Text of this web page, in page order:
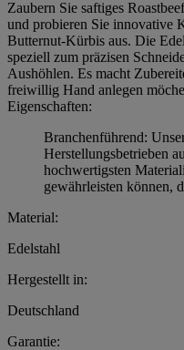
Zaubern Sie saftiges
und probieren Sie innovative
Butternut-Kürbis aus. Die
speziell zum präzisen
Aushöhlen. Es macht
freiwillig Hand anlegen
Eigenschaften:
Branchenführend:
Herstellungsbetrieben
hochwertigsten
gewährleisten können,
Material:
Edelstahl
Hergestellt in:
Deutschland
Garantie: